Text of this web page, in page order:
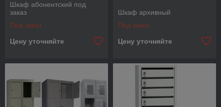
Шкаф абонентский под
заказ
Под заказ
Цену уточняйте
Шкаф архивный
Под заказ
Цену уточняйте